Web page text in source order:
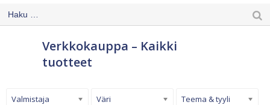
Verkkokauppa – Kaikki
tuotteet
Valmistaja Väri Teema & tyyli